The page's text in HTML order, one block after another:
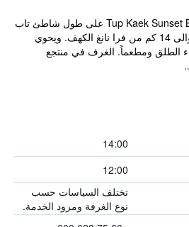
يقعTup Kaek Sunset Beach Resort-SHA Plus على طول شاطئ تاب
كايك في كرابي، على بعد حوالى 14 كم من فرا نانغ الكهف. ويحوي
الطلق ومطعماً. الغرف في منتجع
14:00
12:00
تختلف السياسات حسب
نوع الغرفة ومزود الخدمة.